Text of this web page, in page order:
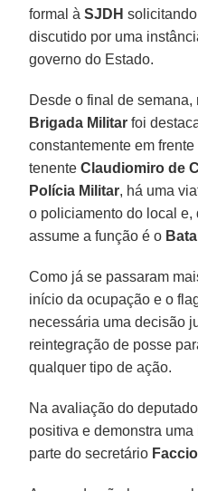
formal àSJDH
discutido por uma
governo do Estado.
Desde o final de
Brigada Militar foi
constantemente em
tenenteClaudiomiro de
Polícia Militar, há uma
o policiamento do local e,
assume a função é o
Como já se passaram
início da ocupação e o
necessária uma decisão
reintegração de posse
qualquer tipo de ação.
Na avaliação do deputado
positiva e demonstra
parte do secretário